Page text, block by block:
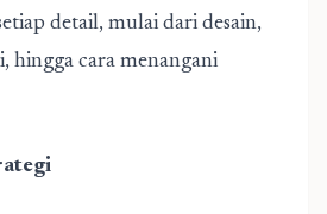
detail, mulai dari desain,
hingga cara menangani